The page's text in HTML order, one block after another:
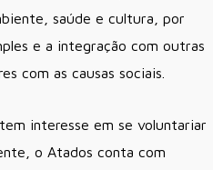
saúde e cultura, por
e a integração com outras
com as causas sociais.
interesse em se voluntariar
o Atados conta com